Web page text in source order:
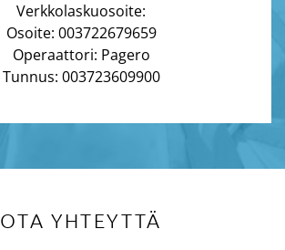
Verkkolaskuosoite:
Osoite: 003722679659
Operaattori: Pagero
Tunnus: 003723609900
OTA YHTEYTTÄ